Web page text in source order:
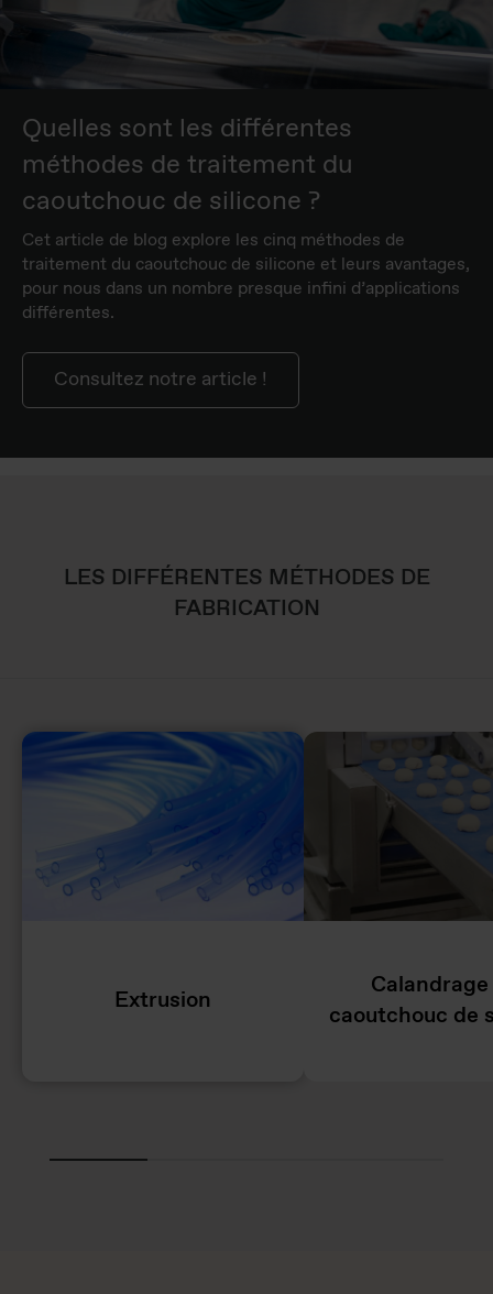
Quelles sont les différentes
méthodes de traitement du
caoutchouc de silicone ?
Cet article de blog explore les cinq méthodes de
traitement du caoutchouc de silicone et leurs avantages,
pour nous dans un nombre presque infini d’applications
différentes.
Consultez notre article !
LES DIFFÉRENTES MÉTHODES DE
FABRICATION
Extrusion
caoutchouc de